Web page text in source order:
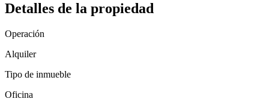
Detalles de la propiedad
Operación
Alquiler
Tipo de inmueble
Oficina